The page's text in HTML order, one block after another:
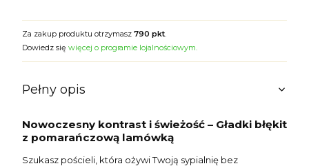
Za zakup produktu otrzymasz 790 pkt.
Dowiedz się więcej o programie lojalnościowym.
Pełny opis
Nowoczesny kontrast i świeżość – Gładki błękit
z pomarańczową lamówką
Szukasz pościeli, która ożywi Twoją sypialnię bez